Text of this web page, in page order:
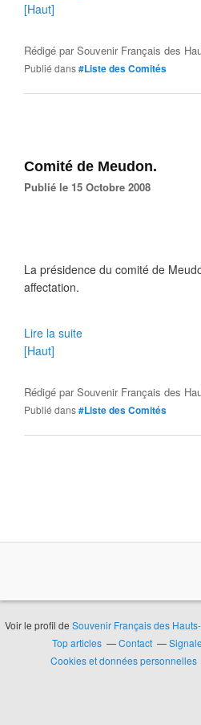
[Haut]
Rédigé parSouvenir Français des
Publié dans#Liste des Comités
Comité de Meudon.
Publié le 15 Octobre 2008
La présidence du comité de
affectation.
Lire la suite
[Haut]
Rédigé parSouvenir Français des
Publié dans#Liste des Comités
Voir le profil de Souvenir Français des
Top articles
Contact
Cookies et données personnelles